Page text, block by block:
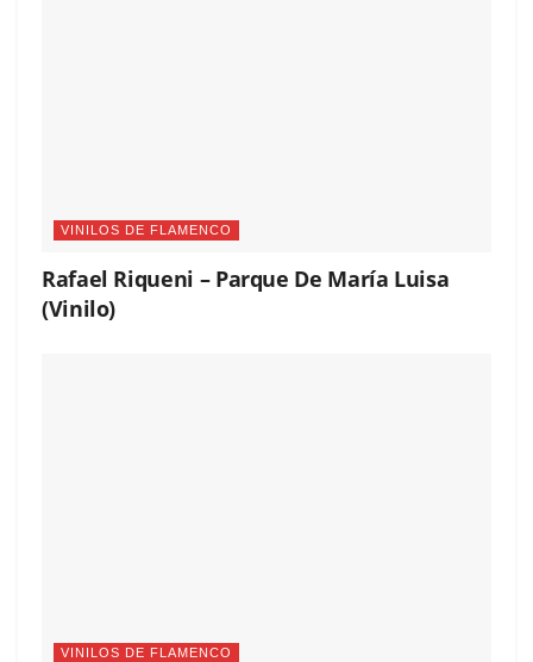
VINILOS DE FLAMENCO
Rafael Riqueni – Parque De María Luisa
(Vinilo)
VINILOS DE FLAMENCO